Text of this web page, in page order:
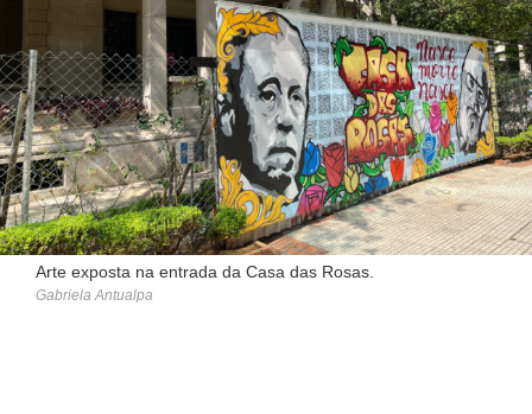
Arte exposta na entrada da Casa das Rosas.
Gabriela Antualpa